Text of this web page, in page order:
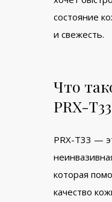
состояние
и свежесть.
Что
PRX-
PRX-T33 —
которая
качество